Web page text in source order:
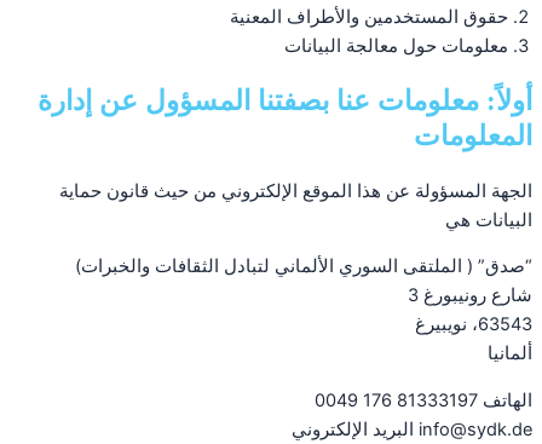
حقوق المستخدمين والأطراف المعنية
معلومات حول معالجة البيانات
أولاً: معلومات عنا بصفتنا المسؤول عن إدارة
المعلومات
الجهة المسؤولة عن هذا الموقع الإلكتروني من حيث قانون حماية
البيانات هي
“صدق” ( الملتقى السوري الألماني لتبادل الثقافات والخبرات)
شارع رونيبورغ 3
63543، نويبيرغ
ألمانيا
الهاتف 81333197 176 0049
info@sydk.de البريد الإلكتروني